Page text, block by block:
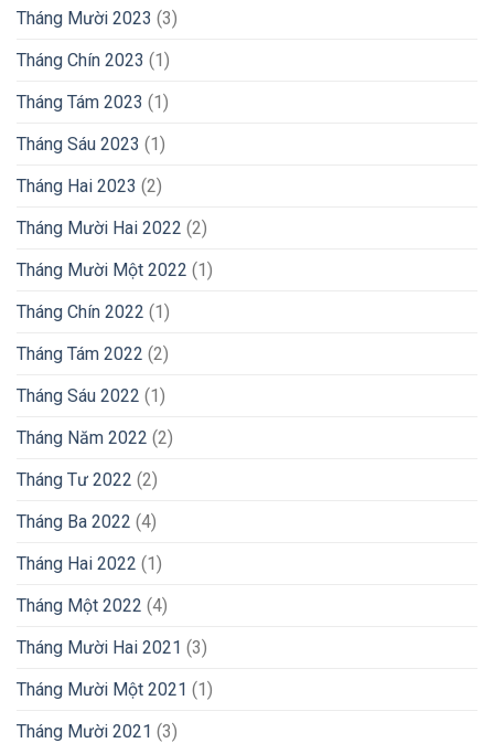
Tháng Mười 2023 (3)
Tháng Chín 2023 (1)
Tháng Tám 2023 (1)
Tháng Sáu 2023 (1)
Tháng Hai 2023 (2)
Tháng Mười Hai 2022 (2)
Tháng Mười Một 2022 (1)
Tháng Chín 2022 (1)
Tháng Tám 2022 (2)
Tháng Sáu 2022 (1)
Tháng Năm 2022 (2)
Tháng Tư 2022 (2)
Tháng Ba 2022 (4)
Tháng Hai 2022 (1)
Tháng Một 2022 (4)
Tháng Mười Hai 2021 (3)
Tháng Mười Một 2021 (1)
Tháng Mười 2021 (3)